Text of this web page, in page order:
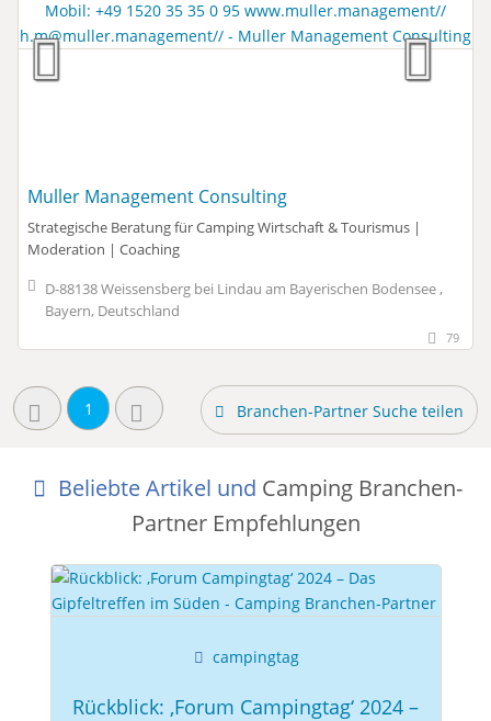
Muller Management Consulting
Strategische Beratung für Camping Wirtschaft & Tourismus |
Moderation | Coaching
D-88138 Weissensberg bei Lindau am Bayerischen Bodensee ,
Bayern, Deutschland
79
1 Branchen-Partner Suche teilen
Beliebte Artikel und Camping Branchen-
Partner Empfehlungen
Rückblick: ‚Forum Campingtag‘ 2024 –
campingtag